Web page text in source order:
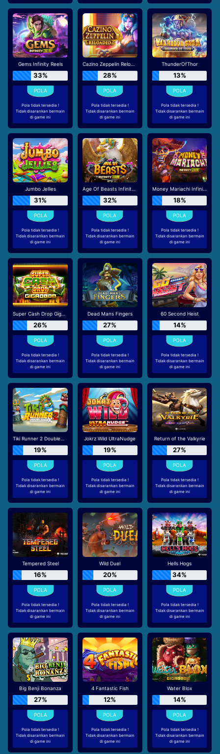
Gems Infinity Reels
33%
Pola tidak tersedia !
Tidak disarankan bermain
di game ini
Cazino Zeppelin Reloaded
28%
Pola tidak tersedia !
Tidak disarankan bermain
di game ini
ThunderOfThor
13%
Pola tidak tersedia !
Tidak disarankan bermain
di game ini
Jumbo Jellies
31%
Pola tidak tersedia !
Tidak disarankan bermain
di game ini
Age Of Beasts Infinity Reels
32%
Pola tidak tersedia !
Tidak disarankan bermain
di game ini
Money Mariachi Infinity Reels
18%
Pola tidak tersedia !
Tidak disarankan bermain
di game ini
Super Cash Drop Giga Blox
26%
Pola tidak tersedia !
Tidak disarankan bermain
di game ini
Dead Mans Fingers
27%
Pola tidak tersedia !
Tidak disarankan bermain
di game ini
60 Second Heist
14%
Pola tidak tersedia !
Tidak disarankan bermain
di game ini
Tiki Runner 2 DoubleMax
19%
Pola tidak tersedia !
Tidak disarankan bermain
di game ini
Jokrz Wild UltraNudge
19%
Pola tidak tersedia !
Tidak disarankan bermain
di game ini
Return of the Valkyrie
27%
Pola tidak tersedia !
Tidak disarankan bermain
di game ini
Tempered Steel
16%
Pola tidak tersedia !
Tidak disarankan bermain
di game ini
Wild Duel
20%
Pola tidak tersedia !
Tidak disarankan bermain
di game ini
Hells Hogs
34%
Pola tidak tersedia !
Tidak disarankan bermain
di game ini
Big Benji Bonanza
27%
Pola tidak tersedia !
Tidak disarankan bermain
di game ini
4 Fantastic Fish
12%
Pola tidak tersedia !
Tidak disarankan bermain
di game ini
Water Blox
14%
Pola tidak tersedia !
Tidak disarankan bermain
di game ini